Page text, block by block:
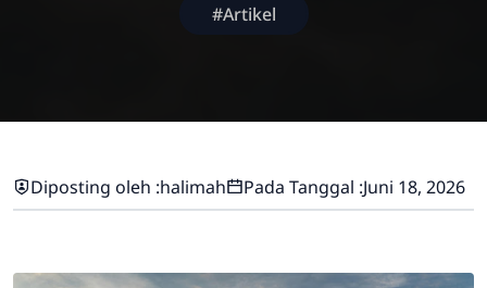
#Artikel
Diposting oleh :halimah Pada Tanggal :Juni 18, 2026